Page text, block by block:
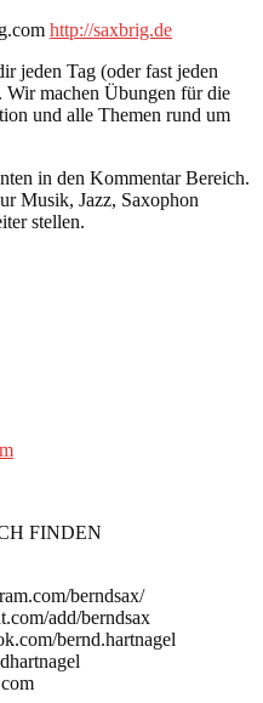
http://saxbrig.de
jeden Tag (oder fast jeden
Wir machen Übungen für die
und alle Themen rund um
in den Kommentar Bereich.
Musik, Jazz, Saxophon
stellen.
FINDEN
berndsax/
add/berndsax
bernd.hartnagel